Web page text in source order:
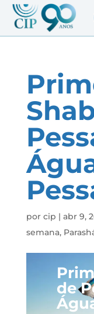
por cip | abr 9,
semana,
de